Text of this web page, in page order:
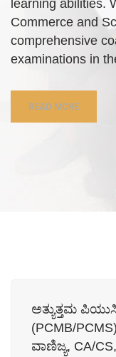
learning abilities.
Commerce and
comprehensive
examinations in
READ MORE
ಅತ್ಯುತ್ತಮ ಪಿಯುಸಿ
(PCMB/
ವಾಣಿಜ್ಯ, CA/